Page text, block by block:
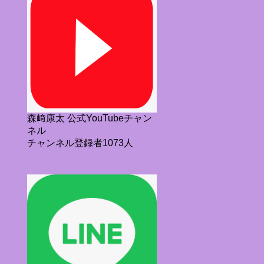
森﨑康太 公式YouTubeチャン
ネル
チャンネル登録者1073人